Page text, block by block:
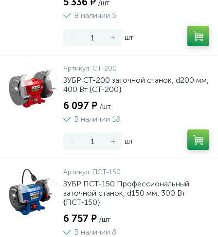
/шт
В наличии 5
- + шт
Артикул: СТ-200
ЗУБР СТ-200 заточной станок, d200 мм,
400 Вт {СТ-200}
6 097 ₽ /шт
В наличии 18
- + шт
Артикул: ПСТ-150
ЗУБР ПСТ-150 Профессиональный
заточной станок, d150 мм, 300 Вт
{ПСТ-150}
6 757 ₽ /шт
В наличии 8